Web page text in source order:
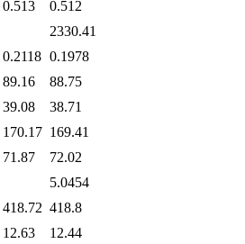
0.513
0.512
2330.41
0.2118 0.1978
89.16
88.75
39.08
38.71
170.17 169.41
71.87
72.02
5.0454
418.72 418.8
12.63
12.44